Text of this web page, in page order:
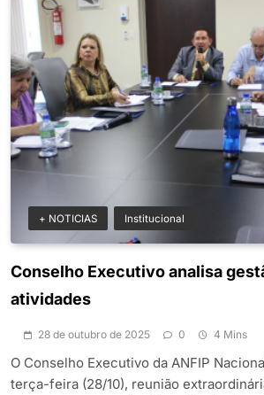
+ NOTICIAS Institucional
Conselho Executivo analisa
atividades
28 de outubro de 2025 0 4 Mins
O Conselho Executivo da ANFIP
terça-feira (28/10), reunião